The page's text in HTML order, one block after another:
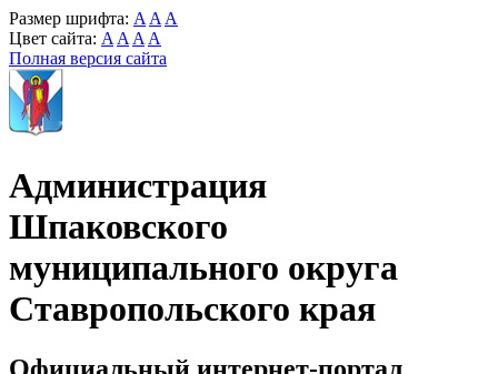
Размер шрифта: A A A
Цвет сайта: A A A A
Полная версия сайта
Администрация
Шпаковского
муниципального округа
Ставропольского края